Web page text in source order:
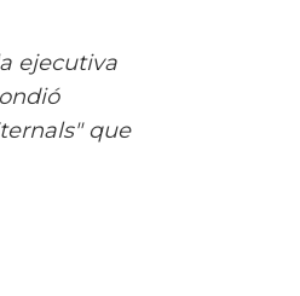
ejecutiva
que